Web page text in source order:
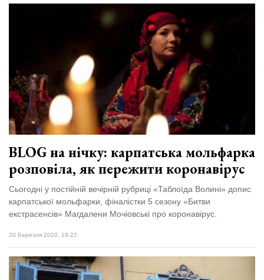
BLOG на нічку: карпатська мольфарка
розповіла, як пережити коронавірус
Сьогодні у постійній вечірній рубриці «Таблоїда Волині» допис
карпатської мольфарки, фіналістки 5 сезону «Битви
екстрасенсів» Магдалени Мочіовські про коронавірус.
20 Березня 2020, 18:22